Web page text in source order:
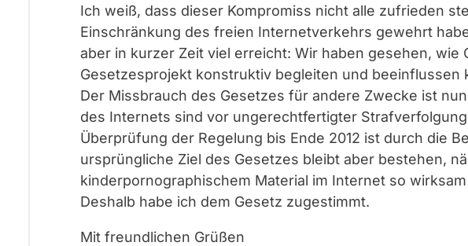
Ich weiß, dass dieser Kompromiss nicht alle zufrieden
Einschränkung des freien Internetverkehrs gewehrt
aber in kurzer Zeit viel erreicht: Wir haben gesehen, wie
Gesetzesprojekt konstruktiv begleiten und beeinflussen
Der Missbrauch des Gesetzes für andere Zwecke ist
des Internets sind vor ungerechtfertigter
Überprüfung der Regelung bis Ende 2012 ist durch die
ursprüngliche Ziel des Gesetzes bleibt aber bestehen,
kinderpornographischem Material im Internet so
Deshalb habe ich dem Gesetz zugestimmt.
Mit freundlichen Grüßen